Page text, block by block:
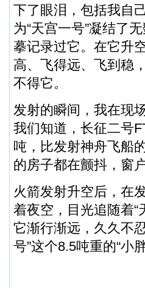
下了眼泪，包括我自
为“天宫一号”凝结了
摹记录过它。在它升
高、飞得远、飞到稳
不得它。
发射的瞬间，我在现
我们知道，长征二号
吨，比发射神舟飞船
的房子都在颤抖，窗
火箭发射升空后，在
着夜空，目光追随着“
它渐行渐远，久久不
号”这个8.5吨重的“小